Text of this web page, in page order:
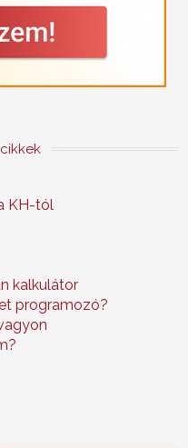
KH-tól
kalkulátor
programozó?